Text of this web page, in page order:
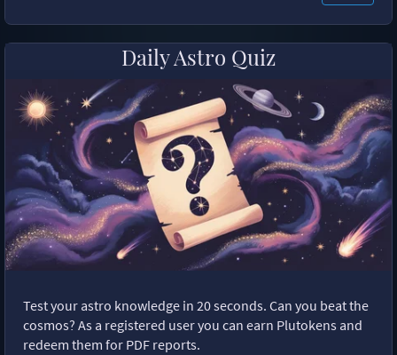
Daily Astro Quiz
Test your astro knowledge in 20 seconds. Can you beat the
cosmos? As a registered user you can earn Plutokens and
redeem them for PDF reports.